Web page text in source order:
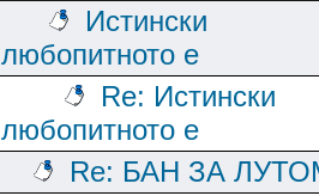
Истински
любопитното е
Re: Истински
любопитното е
Re: БАН ЗА